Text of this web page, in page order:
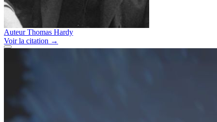
Auteur Thomas Hardy
Voirla citation →